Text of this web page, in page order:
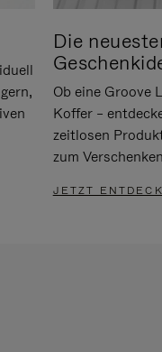
Die
Ob eine Groove
Koffer –
zeitlosen
zum
JETZT